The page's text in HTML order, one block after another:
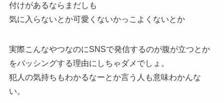
付けがあるならまだしも
気に入らないとか可愛くないかっこよくないとか
実際こんなやつなのにSNSで発信するのが腹が立つとか
をバッシングする理由にしちゃダメでしょ。
犯人の気持ちもわかるなーとか言う人も意味わかんな
い。